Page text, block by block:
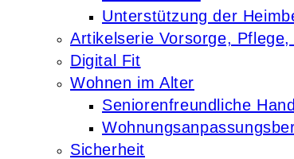
Unterstützung der
Artikelserie Vorsorge,
Digital Fit
Wohnen im Alter
Seniorenfreundliche
Sicherheit